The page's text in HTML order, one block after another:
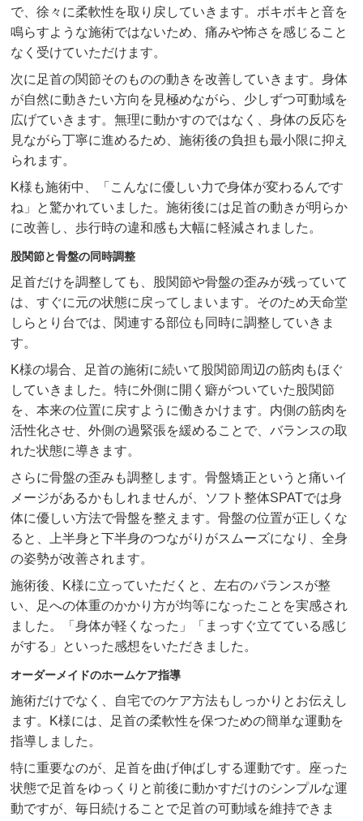
で、徐々に柔軟性を取り戻していきます。ボキボキと音を
鳴らすような施術ではないため、痛みや怖さを感じること
なく受けていただけます。
次に足首の関節そのものの動きを改善していきます。身体
が自然に動きたい方向を見極めながら、少しずつ可動域を
広げていきます。無理に動かすのではなく、身体の反応を
見ながら丁寧に進めるため、施術後の負担も最小限に抑え
られます。
K様も施術中、「こんなに優しい力で身体が変わるんです
ね」と驚かれていました。施術後には足首の動きが明らか
に改善し、歩行時の違和感も大幅に軽減されました。
股関節と骨盤の同時調整
足首だけを調整しても、股関節や骨盤の歪みが残っていて
は、すぐに元の状態に戻ってしまいます。そのため天命堂
しらとり台では、関連する部位も同時に調整していきま
す。
K様の場合、足首の施術に続いて股関節周辺の筋肉もほぐ
していきました。特に外側に開く癖がついていた股関節
を、本来の位置に戻すように働きかけます。内側の筋肉を
活性化させ、外側の過緊張を緩めることで、バランスの取
れた状態に導きます。
さらに骨盤の歪みも調整します。骨盤矯正というと痛いイ
メージがあるかもしれませんが、ソフト整体SPATでは身
体に優しい方法で骨盤を整えます。骨盤の位置が正しくな
ると、上半身と下半身のつながりがスムーズになり、全身
の姿勢が改善されます。
施術後、K様に立っていただくと、左右のバランスが整
い、足への体重のかかり方が均等になったことを実感され
ました。「身体が軽くなった」「まっすぐ立てている感じ
がする」といった感想をいただきました。
オーダーメイドのホームケア指導
施術だけでなく、自宅でのケア方法もしっかりとお伝えし
ます。K様には、足首の柔軟性を保つための簡単な運動を
指導しました。
特に重要なのが、足首を曲げ伸ばしする運動です。座った
状態で足首をゆっくりと前後に動かすだけのシンプルな運
動ですが、毎日続けることで足首の可動域を維持できま